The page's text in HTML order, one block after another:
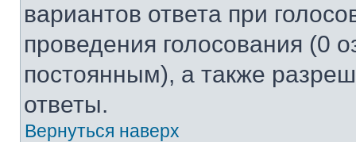
вариантов ответа при
проведения голосования (0
постоянным), а также
ответы.
Вернуться наверх